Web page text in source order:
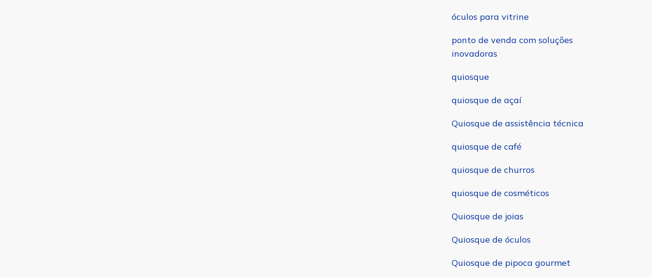
óculos para vitrine
ponto de venda com soluções
inovadoras
quiosque
quiosque de açaí
Quiosque de assistência técnica
quiosque de café
quiosque de churros
quiosque de cosméticos
Quiosque de joias
Quiosque de óculos
Quiosque de pipoca gourmet